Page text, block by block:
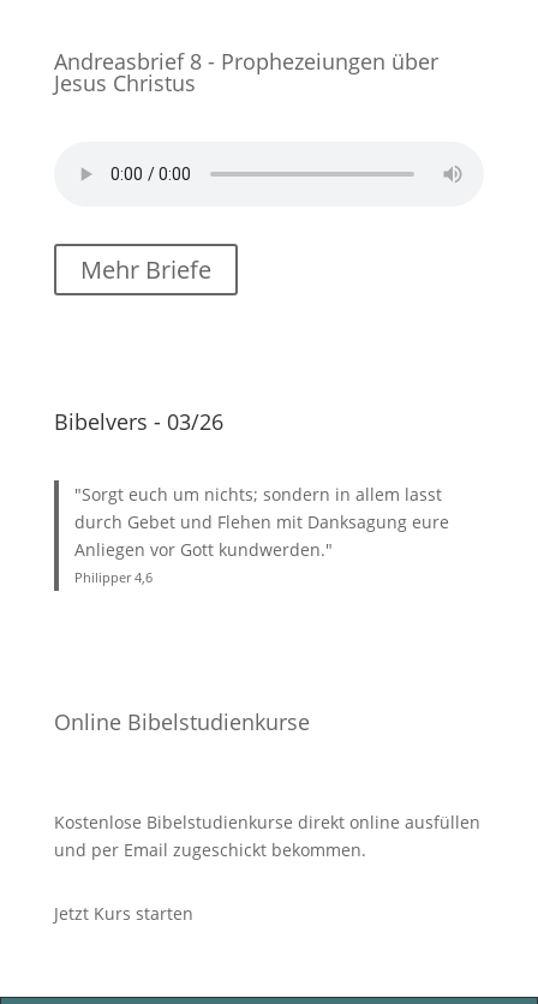
Andreasbrief 8 - Prophezeiungen über
Jesus Christus
Mehr Briefe
Bibelvers - 03/26
"Sorgt euch um nichts; sondern in allem lasst
durch Gebet und Flehen mit Danksagung eure
Anliegen vor Gott kundwerden."
Philipper 4,6
Online Bibelstudienkurse
Kostenlose Bibelstudienkurse direkt online ausfüllen
und per Email zugeschickt bekommen.
Jetzt Kurs starten